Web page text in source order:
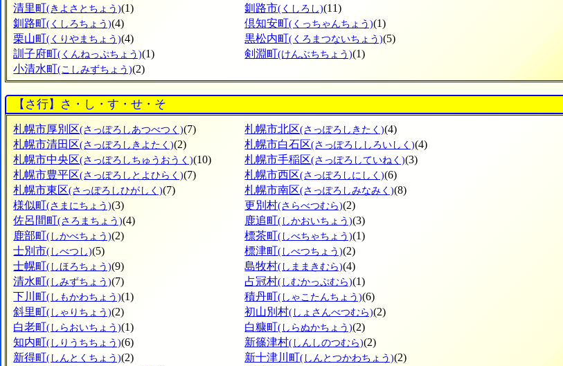
清里町(きよさとちょう)(1) 釧路市(くしろし)(11)
釧路町(くしろちょう)(4) 倶知安町(くっちゃんちょう)(1)
栗山町(くりやまちょう)(4) 黒松内町(くろまつないちょう)(5)
訓子府町(くんねっぷちょう)(1) 剣淵町(けんぶちちょう)(1)
小清水町(こしみずちょう)(2)
【さ行】さ・し・す・せ・そ
札幌市厚別区(さっぽろしあつべつく)(7) 札幌市北区(さっぽろしきたく)(4)
札幌市清田区(さっぽろしきよたく)(2) 札幌市白石区(さっぽろししろいしく)(4)
札幌市中央区(さっぽろしちゅうおうく)(10) 札幌市手稲区(さっぽろしていねく)(3)
札幌市豊平区(さっぽろしとよひらく)(7) 札幌市西区(さっぽろしにしく)(6)
札幌市東区(さっぽろしひがしく)(7) 札幌市南区(さっぽろしみなみく)(8)
様似町(さまにちょう)(3) 更別村(さらべつむら)(2)
佐呂間町(さろまちょう)(4) 鹿追町(しかおいちょう)(3)
鹿部町(しかべちょう)(2) 標茶町(しべちゃちょう)(1)
士別市(しべつし)(5) 標津町(しべつちょう)(2)
士幌町(しほろちょう)(9) 島牧村(しままきむら)(4)
清水町(しみずちょう)(7) 占冠村(しむかっぷむら)(1)
下川町(しもかわちょう)(1) 積丹町(しゃこたんちょう)(6)
斜里町(しゃりちょう)(2) 初山別村(しょさんべつむら)(2)
白老町(しらおいちょう)(1) 白糠町(しらぬかちょう)(2)
知内町(しりうちちょう)(6) 新篠津村(しんしのつむら)(2)
新得町(しんとくちょう)(2) 新十津川町(しんとつかわちょう)(2)